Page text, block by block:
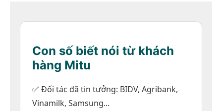
Xem nhanh
Áo thun polo
Con số biết nói từ khách
hàng Mitu
✅ Đối tác đã tin tưởng: BIDV, Agribank,
Vinamilk, Samsung...